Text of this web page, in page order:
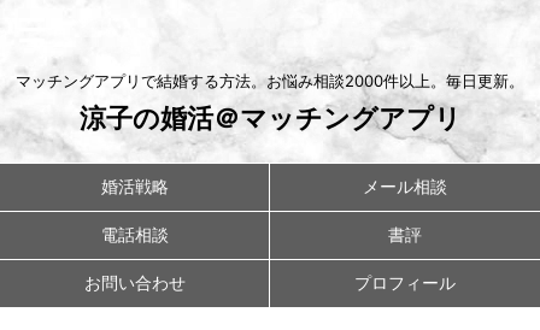
マッチングアプリで結婚する方法。お悩み相談2000件以上。毎日更新。
涼子の婚活＠マッチングアプリ
婚活戦略 メール相談
電話相談 書評
お問い合わせ プロフィール